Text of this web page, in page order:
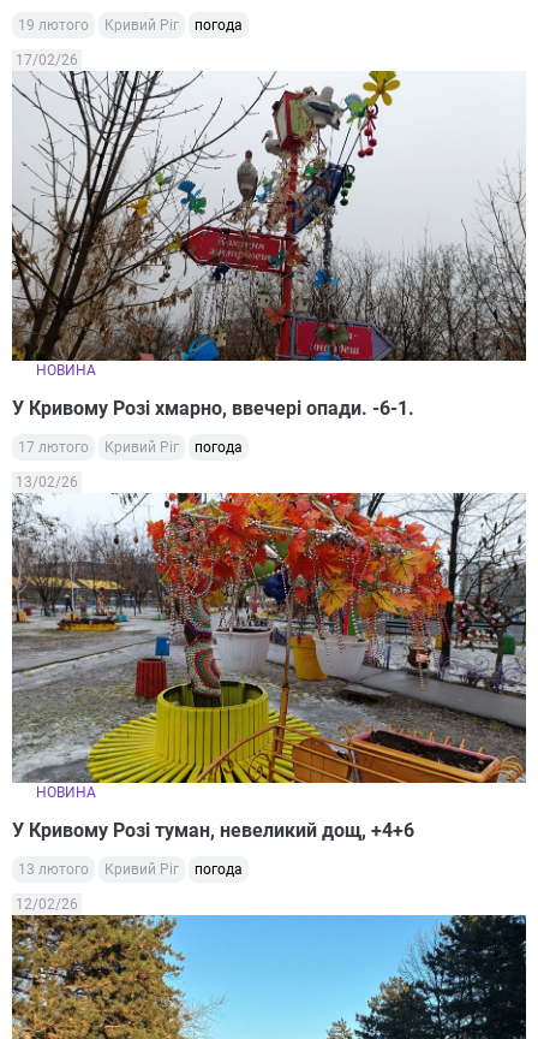
19 лютого Кривий Ріг погода
17/02/26
НОВИНА
У Кривому Розі хмарно, ввечері опади. -6-1.
17 лютого Кривий Ріг погода
13/02/26
НОВИНА
У Кривому Розі туман, невеликий дощ, +4+6
13 лютого Кривий Ріг погода
12/02/26